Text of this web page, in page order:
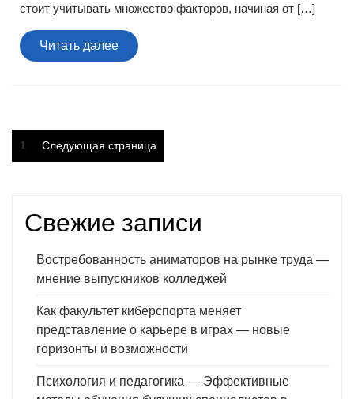
стоит учитывать множество факторов, начиная от […]
Читать далееЧитать
далее
Пагинация
записей
Страница
1 Следующая страница
Свежие записи
Востребованность аниматоров на рынке труда —
мнение выпускников колледжей
Как факультет киберспорта меняет
представление о карьере в играх — новые
горизонты и возможности
Психология и педагогика — Эффективные